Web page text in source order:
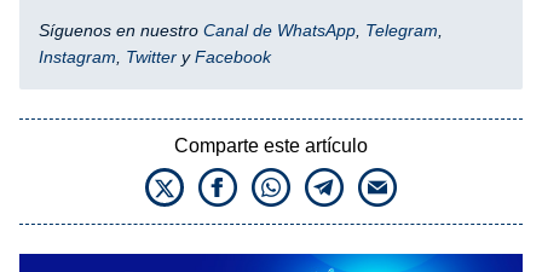
Síguenos en nuestro Canal de WhatsApp Telegram
Instagram
Twitter yFacebook
Comparte este artículo